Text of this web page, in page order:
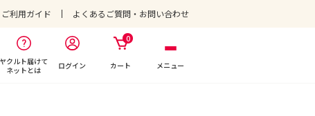
ご利用ガイド よくあるご質問・お問い合わせ
ヤクルト届けて
ネットとは
ログイン
0
カート メニュー